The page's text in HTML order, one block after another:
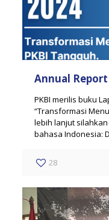
Annual Report
PKBI merilis buku
“Transformasi
lebih lanjut
bahasa Indonesia:
28